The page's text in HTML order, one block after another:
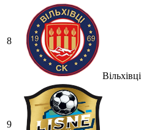
8
Вільхівці
9